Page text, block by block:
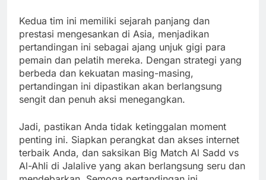
Kedua tim ini memiliki sejarah panjang dan
prestasi mengesankan di Asia, menjadikan
pertandingan ini sebagai ajang unjuk gigi para
pemain dan pelatih mereka. Dengan strategi yang
berbeda dan kekuatan masing-masing,
pertandingan ini dipastikan akan berlangsung
sengit dan penuh aksi menegangkan.
Jadi, pastikan Anda tidak ketinggalan moment
penting ini. Siapkan perangkat dan akses internet
terbaik Anda, dan saksikan Big Match Al Sadd vs
Al-Ahli di Jalalive yang akan berlangsung seru dan